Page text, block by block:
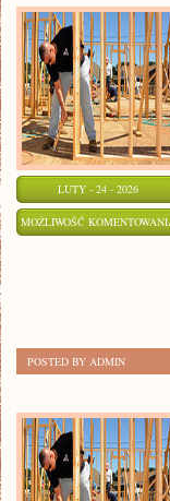
LUTY - 24 - 2026
MOŻLIWOŚĆ
POSTED BY ADMIN